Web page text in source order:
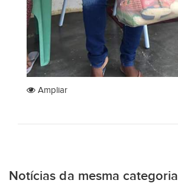
Ampliar
Notícias da mesma categoria